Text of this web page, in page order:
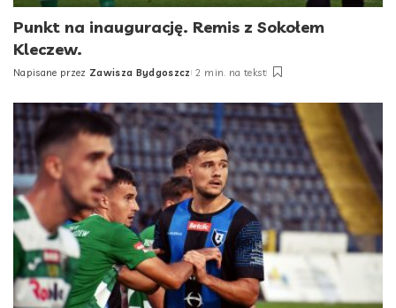
Punkt na inaugurację. Remis z Sokołem
Kleczew.
Posted
Napisane przez Zawisza Bydgoszcz 2 min. na tekst